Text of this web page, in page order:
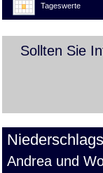
Tageswerte
Sollten Sie
Andrea und